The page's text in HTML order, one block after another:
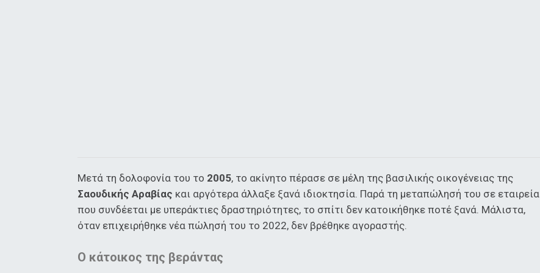
Μετά τη δολοφονία του το 2005, το ακίνητο πέρασε σε μέλη της βασιλικής οικογένειας της
Σαουδικής Αραβίας και αργότερα άλλαξε ξανά ιδιοκτησία. Παρά τη μεταπώλησή του σε εταιρεία
που συνδέεται με υπεράκτιες δραστηριότητες, το σπίτι δεν κατοικήθηκε ποτέ ξανά. Μάλιστα,
όταν επιχειρήθηκε νέα πώλησή του το 2022, δεν βρέθηκε αγοραστής.
Ο κάτοικος της βεράντας